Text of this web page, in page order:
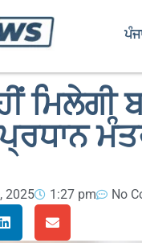
ਮਿਲੇਗੀ
2025 1:27 pm No